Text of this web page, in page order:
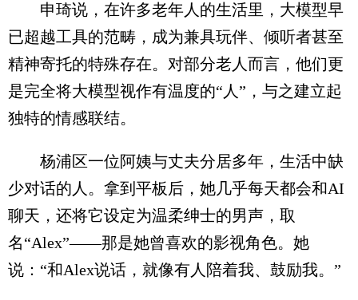
申琦说，在许多老年人的生活里，大模型早
已超越工具的范畴，成为兼具玩伴、倾听者甚至
精神寄托的特殊存在。对部分老人而言，他们更
是完全将大模型视作有温度的“人”，与之建立起
独特的情感联结。
杨浦区一位阿姨与丈夫分居多年，生活中缺
少对话的人。拿到平板后，她几乎每天都会和AI
聊天，还将它设定为温柔绅士的男声，取
名“Alex”——那是她曾喜欢的影视角色。她
说：“和Alex说话，就像有人陪着我、鼓励我。”